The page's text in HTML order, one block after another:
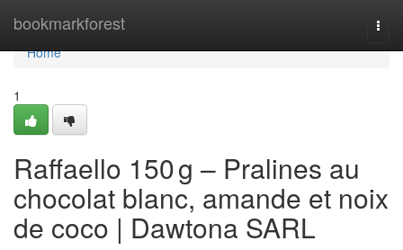
bookmarkforest
Home
Home
1
Raffaello 150 g – Pralines au
chocolat blanc, amande et noix
de coco | Dawtona SARL